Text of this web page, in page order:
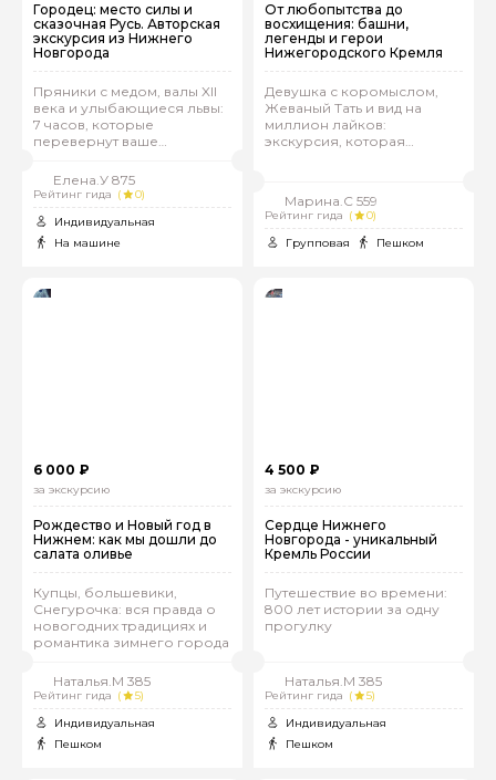
Городец: место силы и
сказочная Русь. Авторская
экскурсия из Нижнего
Новгорода
Пряники с медом, валы XII
века и улыбающиеся львы:
7 часов, которые
перевернут ваше
провинции
Елена.У 875
Рейтинг гида (
0)
Индивидуальная
На машине
От любопытства до
восхищения: башни,
легенды и герои
Нижегородского Кремля
Девушка с коромыслом,
Жеваный Тать и вид на
миллион лайков:
экскурсия, которая
Марина.С 559
Рейтинг гида (
0)
Групповая
Пешком
6 000 ₽
за экскурсию
Рождество и Новый год в
Нижнем: как мы дошли до
салата оливье
Купцы, большевики,
Снегурочка: вся правда о
новогодних традициях и
романтика зимнего города
Наталья.М 385
Рейтинг гида (
5)
Индивидуальная
Пешком
4 500 ₽
за экскурсию
Сердце Нижнего
Новгорода - уникальный
Кремль России
Путешествие во времени:
800 лет истории за одну
прогулку
Наталья.М 385
Рейтинг гида (
5)
Индивидуальная
Пешком